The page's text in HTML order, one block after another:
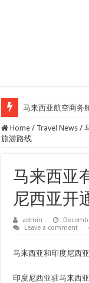
马来西亚航空商务
Home / Travel News /
旅游路线
马来西亚
尼西亚开
admin
Leave a comment
马来西亚和印度尼西
印度尼西亚驻马来西